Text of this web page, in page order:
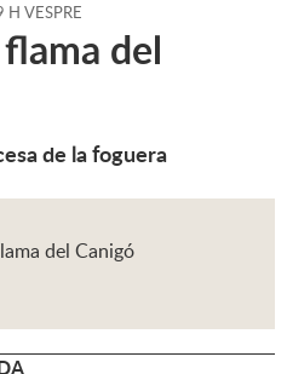
H VESPRE
del
de la foguera
del Canigó